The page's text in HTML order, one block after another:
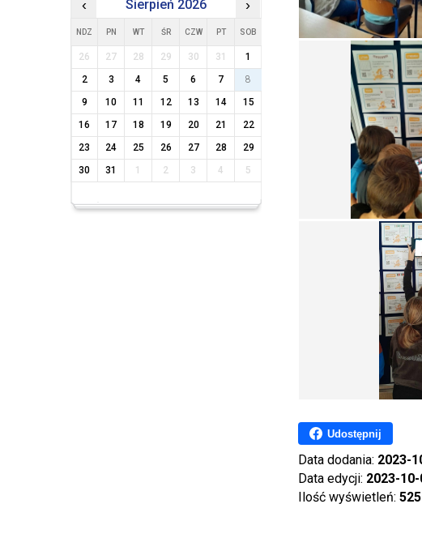
Udostępnij
Data dodania: 2023-
Data edycji: 2023-
Ilość wyświetleń: 525
‹ Sierpień 2026 ›
NDZ PN WT ŚR CZW PT SOB
26 27 28 29 30 31
1
2
3 4 5 6 7
8
9
10 11 12 13 14
15
16
17 18 19 20 21
22
23
24 25 26 27 28
29
30
31 1 2 3 4 5